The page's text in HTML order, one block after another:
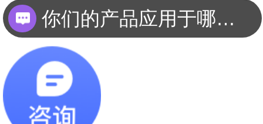
你们的产品应用于哪些领域？